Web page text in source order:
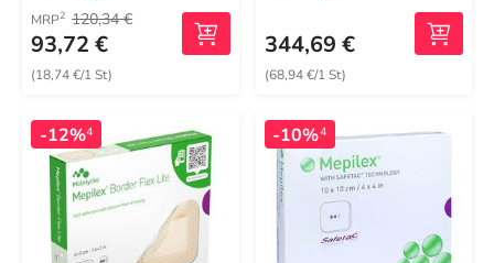
MRP2 120,34 €
93,72 €
(18,74 €/1 St)
344,69 €
(68,94 €/1 St)
-12%4 -10%4